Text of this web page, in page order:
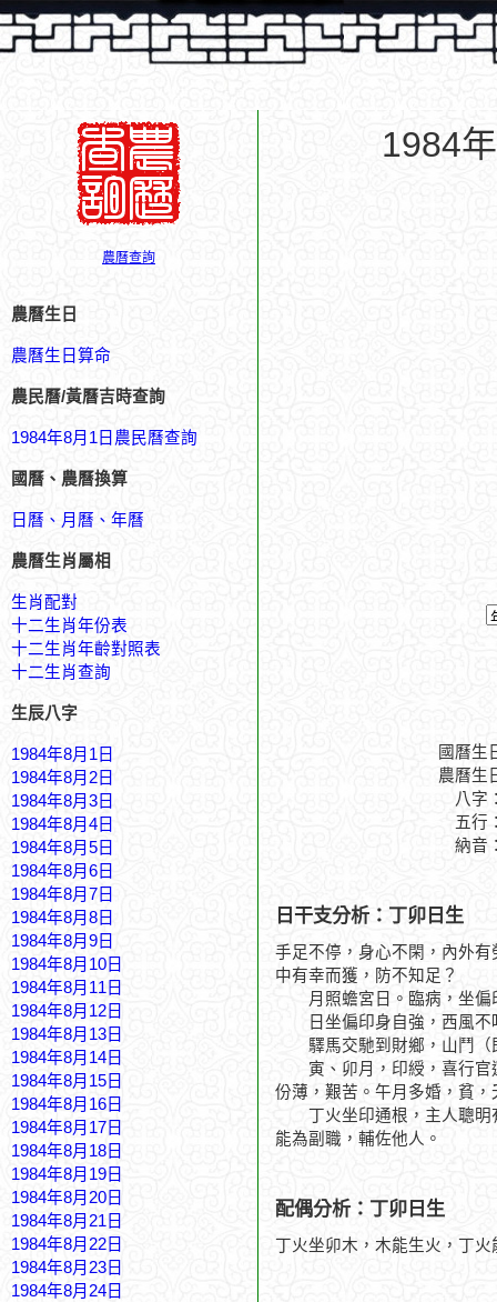
農曆查詢
農曆生日
農曆生日算命
農民曆/黃曆吉時查詢
1984年8月1日農民曆查詢
國曆、農曆換算
日曆、月曆、年曆
農曆生肖屬相
生肖配對
十二生肖年份表
十二生肖年齡對照表
十二生肖查詢
生辰八字
1984年8月1日
1984年8月2日
1984年8月3日
1984年8月4日
1984年8月5日
1984年8月6日
1984年8月7日
1984年8月8日
1984年8月9日
1984年8月10日
1984年8月11日
1984年8月12日
1984年8月13日
1984年8月14日
1984年8月15日
1984年8月16日
1984年8月17日
1984年8月18日
1984年8月19日
1984年8月20日
1984年8月21日
1984年8月22日
1984年8月23日
1984年8月24日
1984
國曆生
農曆生
八字
五行
納音
日干支分析：丁卯日生
手足不停，身心不閑，內外
中有幸而獲，防不知足？
月照蟾宮日。臨病，坐偏
日坐偏印身自強，西風不
驛馬交馳到財鄉，山鬥（
寅、卯月，印綬，喜行官
份薄，艱苦。午月多婚，貧
丁火坐印通根，主人聰明
能為副職，輔佐他人。
配偶分析：丁卯日生
丁火坐卯木，木能生火，丁